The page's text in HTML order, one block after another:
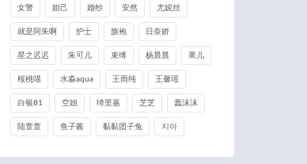
女警 妲己 婚纱 安然 尤妮丝
就是阿朱啊 护士 旗袍 日奈娇
星之迟迟 朱可儿 束缚 杨晨晨 果儿
桜桃喵 水淼aqua 王雨纯 王馨瑶
白银81 空姐 绮里嘉 芝芝 蠢沫沫
陆萱萱 鱼子酱 黏黏团子兔 지아